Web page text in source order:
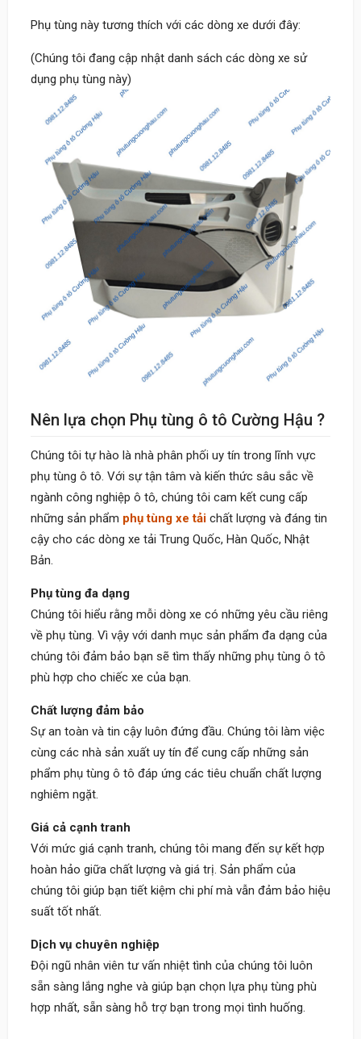
Phụ tùng này tương thích với các dòng xe dưới đây:
(Chúng tôi đang cập nhật danh sách các dòng xe sử
dụng phụ tùng này)
Nên lựa chọn Phụ tùng ô tô Cường Hậu ?
Chúng tôi tự hào là nhà phân phối uy tín trong lĩnh vực
phụ tùng ô tô. Với sự tận tâm và kiến thức sâu sắc về
ngành công nghiệp ô tô, chúng tôi cam kết cung cấp
những sản phẩm phụ tùng xe tải chất lượng và đáng tin
cậy cho các dòng xe tải Trung Quốc, Hàn Quốc, Nhật
Bản.
Phụ tùng đa dạng
Chúng tôi hiểu rằng mỗi dòng xe có những yêu cầu riêng
về phụ tùng. Vì vậy với danh mục sản phẩm đa dạng của
chúng tôi đảm bảo bạn sẽ tìm thấy những phụ tùng ô tô
phù hợp cho chiếc xe của bạn.
Chất lượng đảm bảo
Sự an toàn và tin cậy luôn đứng đầu. Chúng tôi làm việc
cùng các nhà sản xuất uy tín để cung cấp những sản
phẩm phụ tùng ô tô đáp ứng các tiêu chuẩn chất lượng
nghiêm ngặt.
Giá cả cạnh tranh
Với mức giá cạnh tranh, chúng tôi mang đến sự kết hợp
hoàn hảo giữa chất lượng và giá trị. Sản phẩm của
chúng tôi giúp bạn tiết kiệm chi phí mà vẫn đảm bảo hiệu
suất tốt nhất.
Dịch vụ chuyên nghiệp
Đội ngũ nhân viên tư vấn nhiệt tình của chúng tôi luôn
sẵn sàng lắng nghe và giúp bạn chọn lựa phụ tùng phù
hợp nhất, sẵn sàng hỗ trợ bạn trong mọi tình huống.